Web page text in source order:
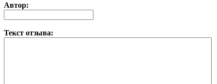
Автор:
Текст отзыва: